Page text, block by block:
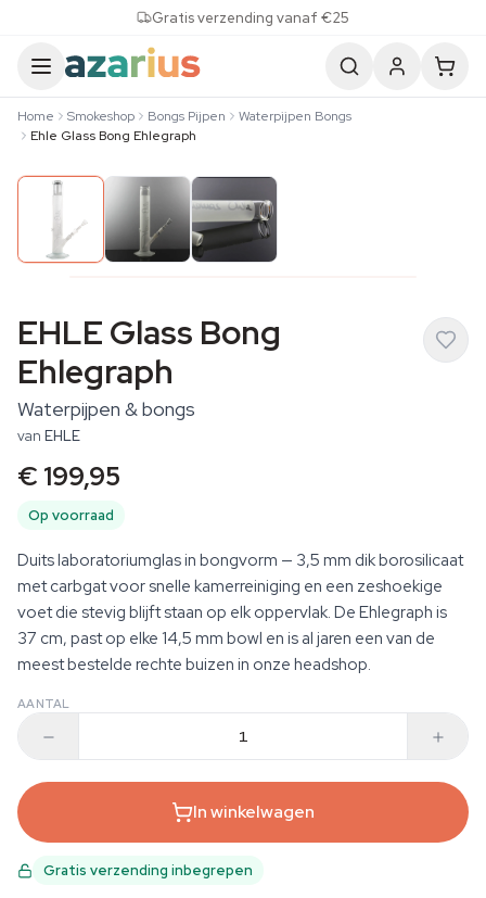
Gratis verzending vanaf €25
Home Smokeshop Bongs Pijpen
Waterpijpen Bongs
Ehle Glass Bong Ehlegraph
EHLE Glass Bong
Ehlegraph
Waterpijpen & bongs
van EHLE
€ 199,95
Op voorraad
Duits laboratoriumglas in bongvorm — 3,5 mm dik borosilicaat
met carbgat voor snelle kamerreiniging en een zeshoekige
voet die stevig blijft staan op elk oppervlak. De Ehlegraph is
37 cm, past op elke 14,5 mm bowl en is al jaren een van de
meest bestelde rechte buizen in onze headshop.
AANTAL
In winkelwagen
Gratis verzending inbegrepen